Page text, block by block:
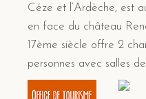
Céze et l’Ardèche, est
en face du château
17ème siècle offre 2
personnes avec salles